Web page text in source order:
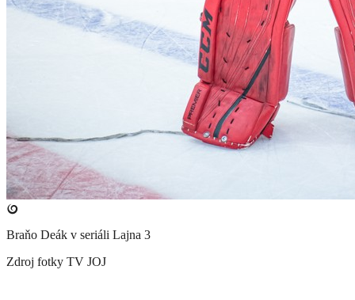
Braňo Deák v seriáli Lajna 3
Zdroj fotky TV JOJ